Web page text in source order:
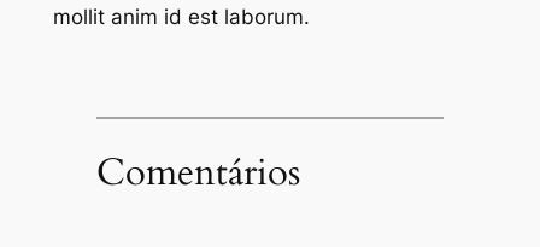
mollit anim id est laborum.
Comentários